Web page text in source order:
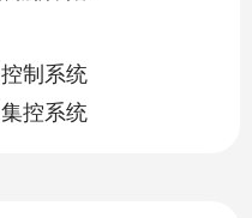
制系统
控系统